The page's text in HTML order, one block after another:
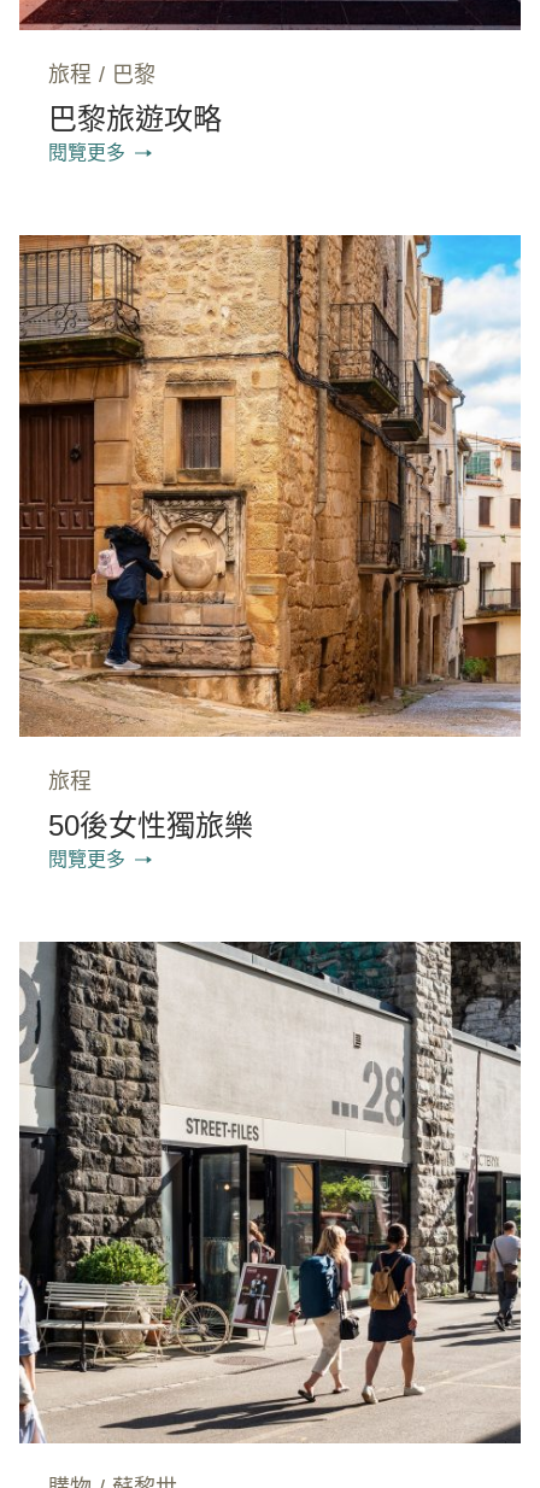
旅程 / 巴黎
巴黎旅遊攻略
閱覽更多
旅程
50後女性獨旅樂
閱覽更多